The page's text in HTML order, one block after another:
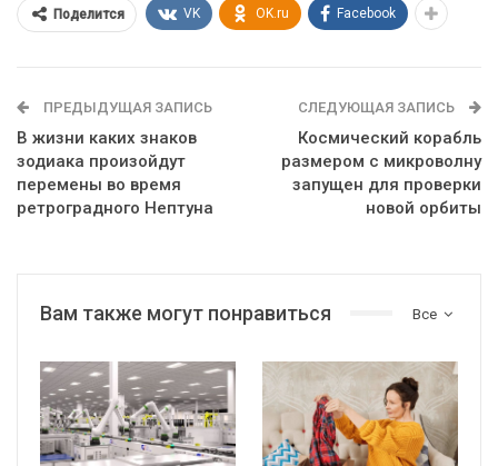
Поделится VK OK.ru Facebook
ПРЕДЫДУЩАЯ ЗАПИСЬ
В жизни каких знаков
зодиака произойдут
перемены во время
ретроградного Нептуна
СЛЕДУЮЩАЯ ЗАПИСЬ
Космический корабль
размером с микроволну
запущен для проверки
новой орбиты
Все
Вам также могут понравиться